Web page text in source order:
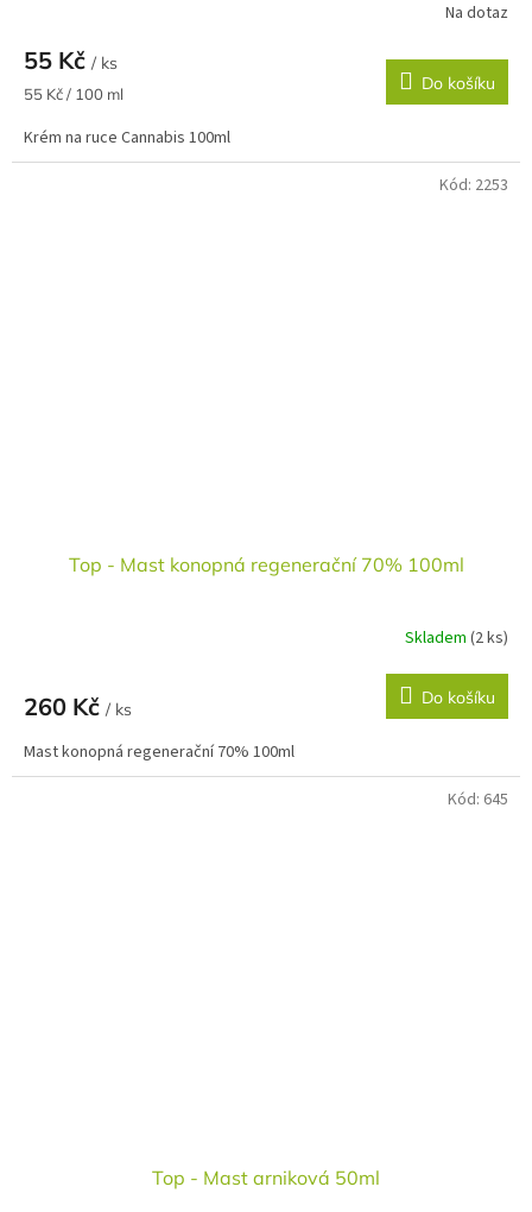
Na dotaz
55 Kč / ks
Měrná
55 Kč / 100 ml Do košíku
Krém na ruce Cannabis 100ml
Top - Mast konopná regenerační 70% 100ml
Skladem (2 ks)
260 Kč / ks
Do košíku
Mast konopná regenerační 70% 100ml
Kód: 2253
Top - Mast arniková 50ml
Kód: 645